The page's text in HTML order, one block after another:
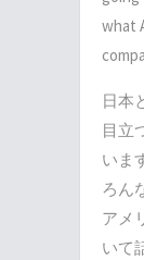
what
日本
目立
いま
ろん
アメ
いて